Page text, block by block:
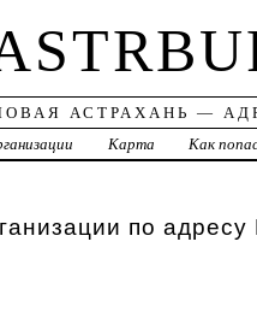
АСТРАХАНЬ —
Карта Как
по адресу